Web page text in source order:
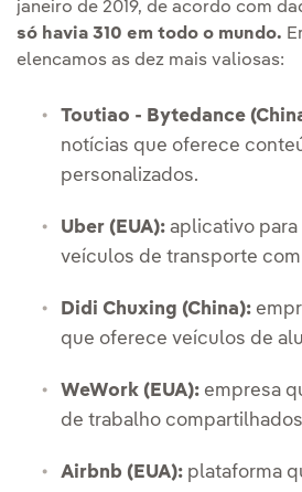
janeiro de 2019, de acordo com
só havia 310 em todo o mundo.
elencamos as dez mais valiosas:
Toutiao - Bytedance
notícias que oferece
personalizados.
Uber (EUA): aplicativo
veículos de transporte
Didi Chuxing (China):
que oferece veículos de
WeWork (EUA): empresa
de trabalho compartilhados
Airbnb (EUA): plataforma